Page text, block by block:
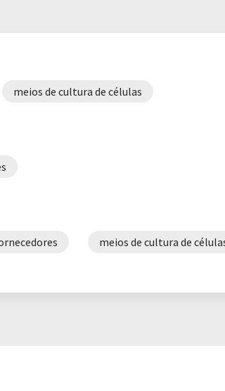
meios de cultura de células
meios de cultura de